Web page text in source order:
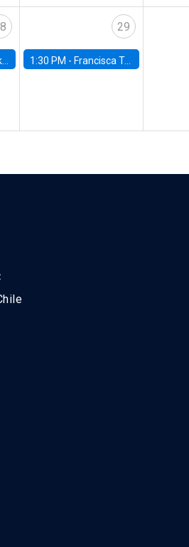
29
1:30 PM - Francisca Torrealba, estudiante de Doctorado en Economía UC